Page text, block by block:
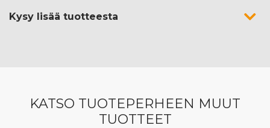
Kysy lisää tuotteesta
KATSO TUOTEPERHEEN MUUT
TUOTTEET